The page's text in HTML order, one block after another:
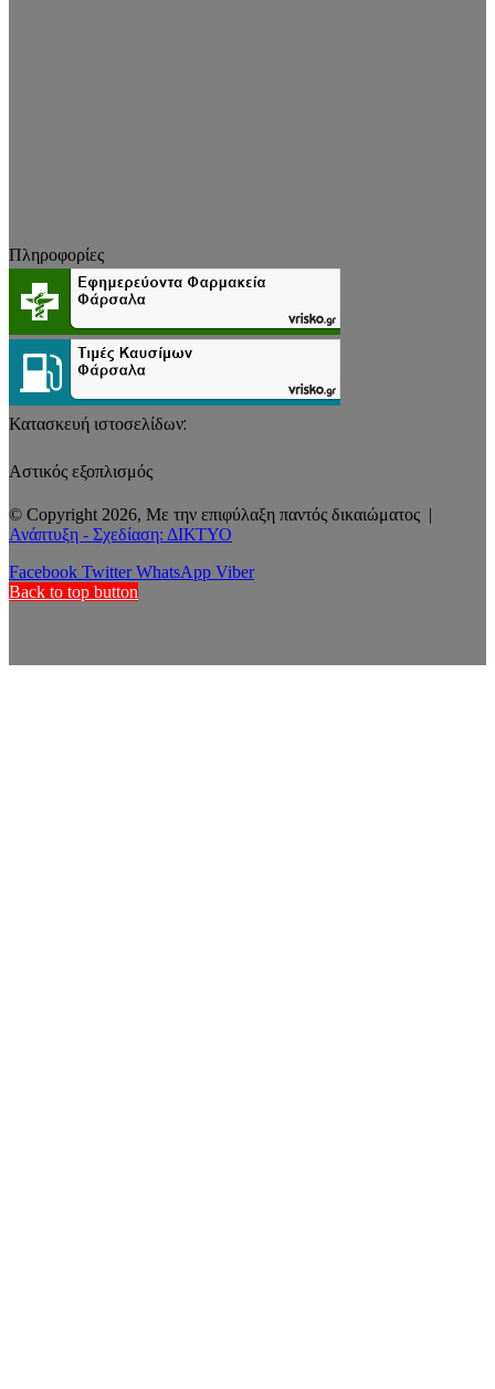
Πληροφορίες
Κατασκευή ιστοσελίδων:
Αστικός εξοπλισμός
© Copyright 2026, Με την επιφύλαξη παντός δικαιώματος |
Ανάπτυξη - Σχεδίαση: ΔΙΚΤΥΟ
Facebook Twitter WhatsApp Viber
Back to top button